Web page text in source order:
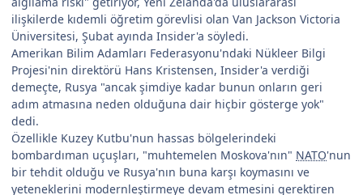
ilişkilerde kıdemli öğretim görevlisi olan Van Jackson Victoria
Üniversitesi, Şubat ayında Insider'a söyledi.
Amerikan Bilim Adamları Federasyonu'ndaki Nükleer Bilgi
Projesi'nin direktörü Hans Kristensen, Insider'a verdiği
demeçte, Rusya "ancak şimdiye kadar bunun onların geri
adım atmasına neden olduğuna dair hiçbir gösterge yok"
dedi.
Özellikle Kuzey Kutbu'nun hassas bölgelerindeki
bombardıman uçuşları, "muhtemelen Moskova'nın" NATO'nun
bir tehdit olduğu ve Rusya'nın buna karşı koymasını ve
yeteneklerini modernleştirmeye devam etmesini gerektiren